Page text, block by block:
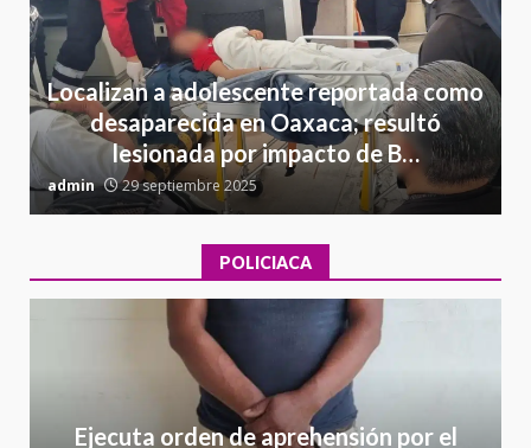
Localizan a adolescente reportada como
desaparecida en Oaxaca; resultó
lesionada por impacto de B…
admin 29 septiembre 2025
POLICIACA
Ejecuta orden de aprehensión por el